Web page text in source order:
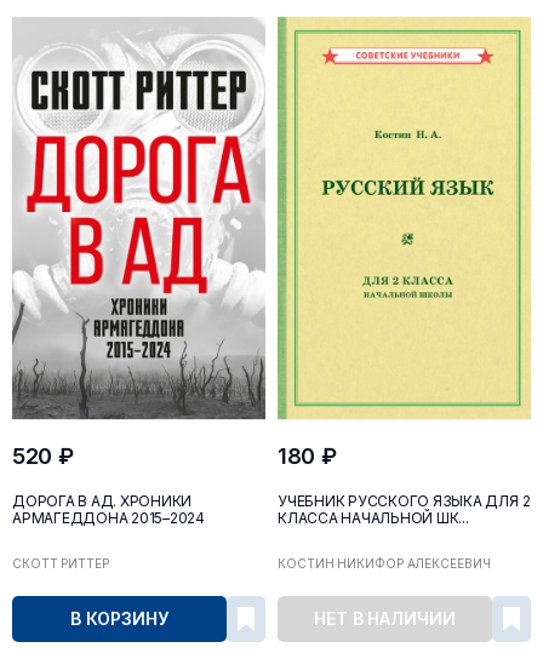
520 ₽
ДОРОГА В АД. ХРОНИКИ
АРМАГЕДДОНА 2015–2024
СКОТТ РИТТЕР
В КОРЗИНУ
180 ₽
УЧЕБНИК РУССКОГО ЯЗЫКА ДЛЯ 2
КЛАССА НАЧАЛЬНОЙ ШК...
КОСТИН НИКИФОР АЛЕКСЕЕВИЧ
НЕТ В НАЛИЧИИ